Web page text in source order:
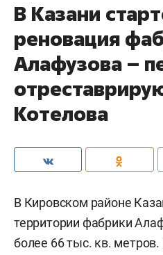
В Казани
реновация
Алафузова –
Котелова
В Кировском районе
территории фабрики
более 66 тыс. кв.